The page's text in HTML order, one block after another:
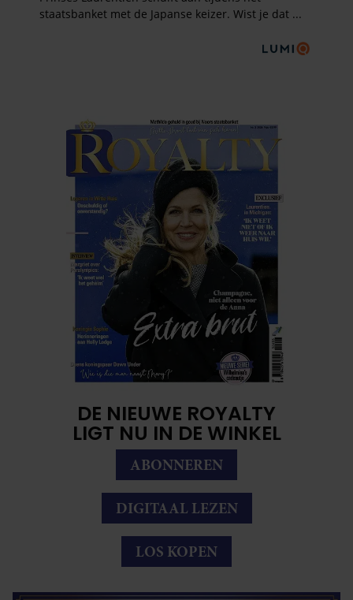
DE NIEUWE ROYALTY
LIGT NU IN DE WINKEL
ABONNEREN
DIGITAAL LEZEN
LOS KOPEN